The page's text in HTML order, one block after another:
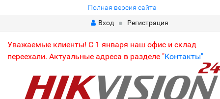
Полная версия сайта
Вход
Регистрация
Уважаемые клиенты! С 1 января наш офис и склад
переехали. Актуальные адреса в разделе "Контакты"